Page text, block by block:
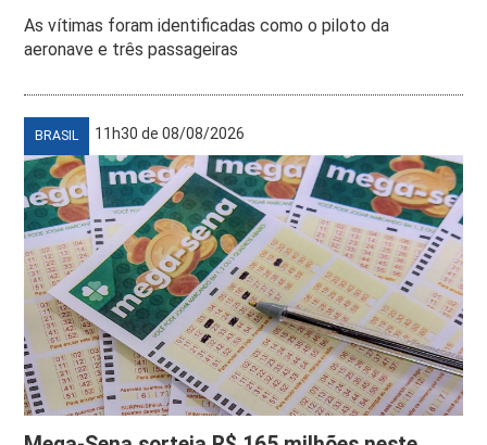
As vítimas foram identificadas como o piloto da
aeronave e três passageiras
BRASIL 11h30 de 08/08/2026